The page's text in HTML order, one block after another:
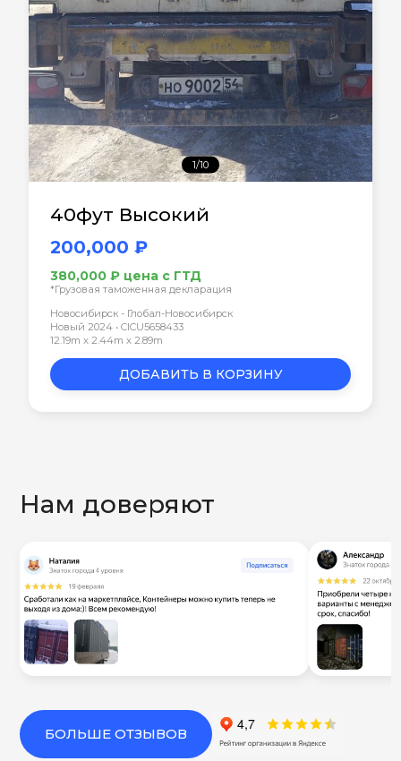
1/10
40фут Высокий
200,000 ₽
380,000 ₽ цена с ГТД
*Грузовая таможенная декларация
Новосибирск - Глобал-Новосибирск
Новый 2024 • CICU5658433
12.19m x 2.44m x 2.89m
ДОБАВИТЬ В КОРЗИНУ
Нам доверяют
БОЛЬШЕ ОТЗЫВОВ